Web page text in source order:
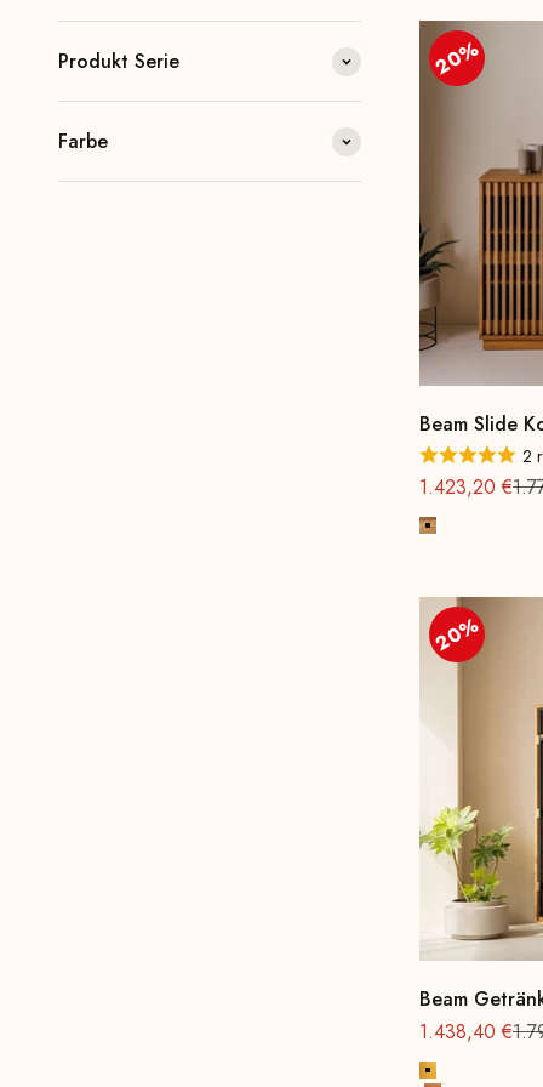
Produkt Serie
Farbe
20%
Beam Slide
2
Angebot
1.423,20 €
Eichenholz,
20%
Beam
Angebot
1.438,40 €